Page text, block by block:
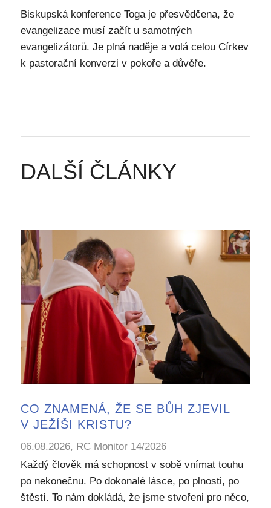
Biskupská konference Toga je přesvědčena, že
evangelizace musí začít u samotných
evangelizátorů. Je plná naděje a volá celou Církev
k pastorační konverzi v pokoře a důvěře.
DALŠÍ ČLÁNKY
CO ZNAMENÁ, ŽE SE BŮH ZJEVIL
V JEŽÍŠI KRISTU?
06.08.2026, RC Monitor 14/2026
Každý člověk má schopnost v sobě vnímat touhu
po nekonečnu. Po dokonalé lásce, po plnosti, po
štěstí. To nám dokládá, že jsme stvořeni pro něco,